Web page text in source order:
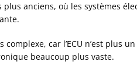
anciens, où les systèmes
car l’ECU n’est plus
beaucoup plus vaste.